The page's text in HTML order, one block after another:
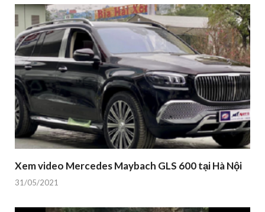
Xem video Mercedes Maybach GLS 600 tại Hà Nội
31/05/2021